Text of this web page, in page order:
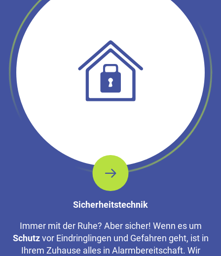
Sicherheitstechnik
Immer mit der Ruhe? Aber sicher! Wenn es um
Schutzvor Eindringlingen und Gefahren geht, ist in
Ihrem Zuhause alles in Alarmbereitschaft. Wir